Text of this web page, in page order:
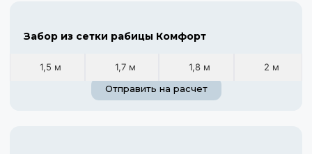
Забор из сетки рабицы Комфорт
1,5 м 1,7 м 1,8 м
2 м
Отправить на расчет